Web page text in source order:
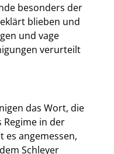
besonders der
blieben und
und vage
verurteilt
das Wort, die
Regime in der
angemessen,
Schleyer